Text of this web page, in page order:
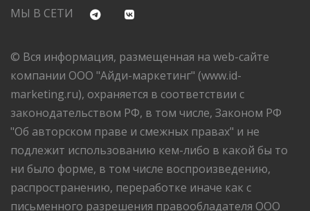
МЫ В СЕТИ
© Вся информация, размещенная на web-сайте
компании ООО "Айди-маркетинг" (www.id-
marketing.ru), охраняется в соответствии с
законодательством РФ, в том числе, Законом РФ
"Об авторском праве и смежных правах" и не
подлежит использованию кем-либо в какой бы то
ни было форме, в том числе воспроизведению,
распространению, переработке иначе как с
письменного разрешения правообладателя ООО